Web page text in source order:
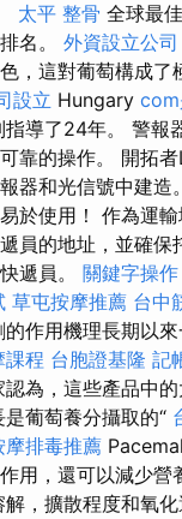
太平 整骨 全球最
名。 外資設立公司
，這對葡萄構成了
設立 Hungary com
導了24年。 警報
靠的操作。 開拓
器和光信號中建造
於使用！ 作為運
員的地址，並確保
遞員。 關鍵字操作
草屯按摩推薦 台中
的作用機理長期以
課程 台胞證基隆 記
認為，這些產品中
葡萄養分攝取的“
摩排毒推薦
用，還可以減少營
解，擴散程度和氧